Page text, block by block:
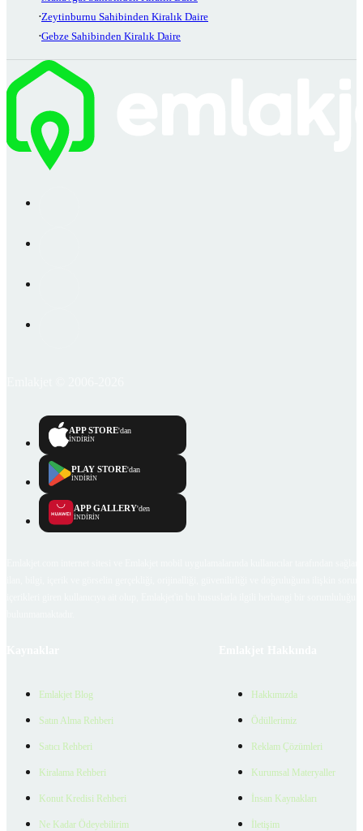
Zeytinburnu Sahibinden Kiralık Daire
Gebze Sahibinden Kiralık Daire
APP STORE'dan
İNDİRİN
PLAY STORE'dan
İNDİRİN
APP GALLERY'den
İNDİRİN
Emlakjet Blog
Satın Alma Rehberi
Satıcı Rehberi
Kiralama Rehberi
Konut Kredisi Rehberi
Ne Kadar Ödeyebilirim
Hakkımızda
Ödüllerimiz
Reklam Çözümleri
Kurumsal Materyaller
İnsan Kaynakları
İletişim